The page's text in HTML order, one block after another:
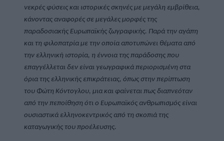
νεκρές φύσεις και ιστορικές σκηνές με μεγάλη εμβρίθεια,
κάνοντας αναφορές σε μεγάλες μορφές της
παραδοσιακής Ευρωπαϊκής ζωγραφικής. Παρά την αγάπη
και τη φιλοπατρία με την οποία αποτυπώνει θέματα από
την ελληνική ιστορία, η έννοια της παράδοσης που
επαγγέλλεται δεν είναι γεωγραφικά περιορισμένη στα
όρια της ελληνικής επικράτειας, όπως στην περίπτωση
του Φώτη Κόντογλου, μια και φαίνεται πως διαπνεόταν
από την πεποίθηση ότι ο Ευρωπαϊκός ανθρωπισμός είναι
ουσιαστικά ελληνοκεντρικός από τη σκοπιά της
καταγωγικής του προέλευσης.